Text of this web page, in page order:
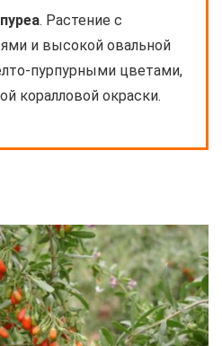
. Растение с
и высокой овальной
пурпурными цветами,
коралловой окраски.